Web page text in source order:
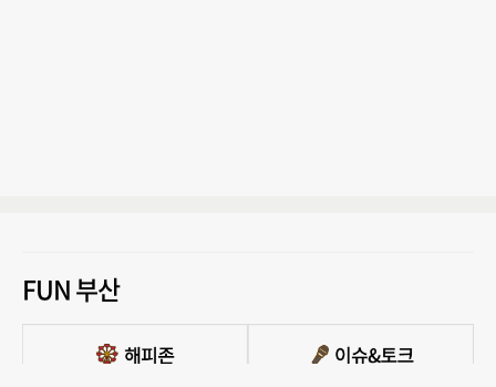
FUN 부산